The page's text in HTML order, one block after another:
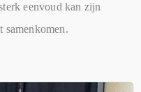
eenvoud kan zijn
samenkomen.